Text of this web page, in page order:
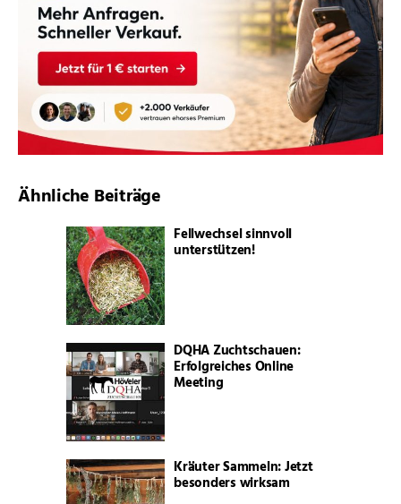
Ähnliche Beiträge
Fellwechsel sinnvoll
unterstützen!
DQHA Zuchtschauen:
Erfolgreiches Online
Meeting
Kräuter Sammeln: Jetzt
besonders wirksam